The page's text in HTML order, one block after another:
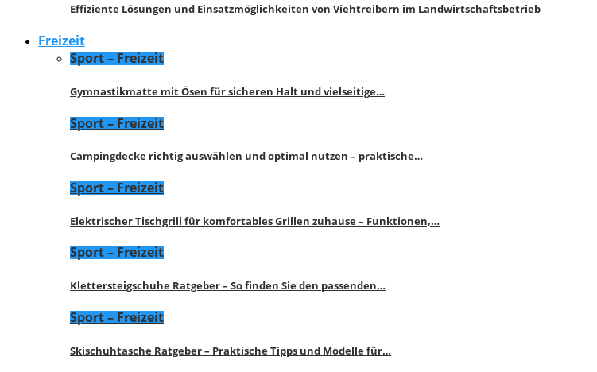
Effiziente Lösungen und Einsatzmöglichkeiten von Viehtreibern im Landwirtschaftsbetrieb
Freizeit
Sport – Freizeit
Gymnastikmatte mit Ösen für sicheren Halt und vielseitige…
Sport – Freizeit
Campingdecke richtig auswählen und optimal nutzen – praktische…
Sport – Freizeit
Elektrischer Tischgrill für komfortables Grillen zuhause – Funktionen,…
Sport – Freizeit
Klettersteigschuhe Ratgeber – So finden Sie den passenden…
Sport – Freizeit
Skischuhtasche Ratgeber – Praktische Tipps und Modelle für…